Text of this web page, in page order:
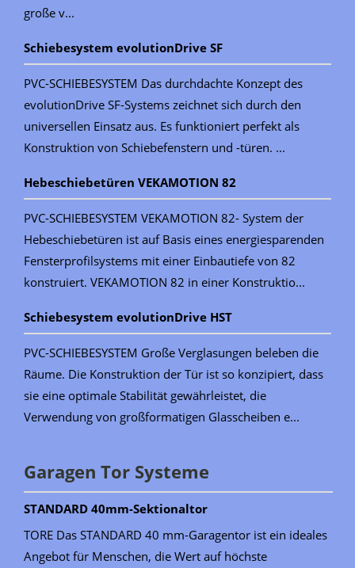
große v...
Schiebesystem evolutionDrive SF
PVC-SCHIEBESYSTEM Das durchdachte Konzept des
evolutionDrive SF-Systems zeichnet sich durch den
universellen Einsatz aus. Es funktioniert perfekt als
Konstruktion von Schiebefenstern und -türen. ...
Hebeschiebetüren VEKAMOTION 82
PVC-SCHIEBESYSTEM VEKAMOTION 82- System der
Hebeschiebetüren ist auf Basis eines energiesparenden
Fensterprofilsystems mit einer Einbautiefe von 82
konstruiert. VEKAMOTION 82 in einer Konstruktio...
Schiebesystem evolutionDrive HST
PVC-SCHIEBESYSTEM Große Verglasungen beleben die
Räume. Die Konstruktion der Tür ist so konzipiert, dass
sie eine optimale Stabilität gewährleistet, die
Verwendung von großformatigen Glasscheiben e...
Garagen Tor Systeme
STANDARD 40mm-Sektionaltor
TORE Das STANDARD 40 mm-Garagentor ist ein ideales
Angebot für Menschen, die Wert auf höchste